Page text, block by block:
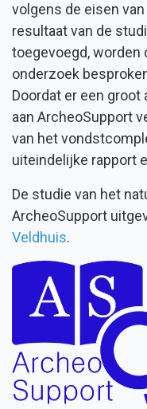
volgens de eisen
resultaat van de
toegevoegd, worden
onderzoek
Doordat er een
aan ArcheoSupport
van het
uiteindelijke rapport
De studie van het
ArcheoSupport
Veldhuis.